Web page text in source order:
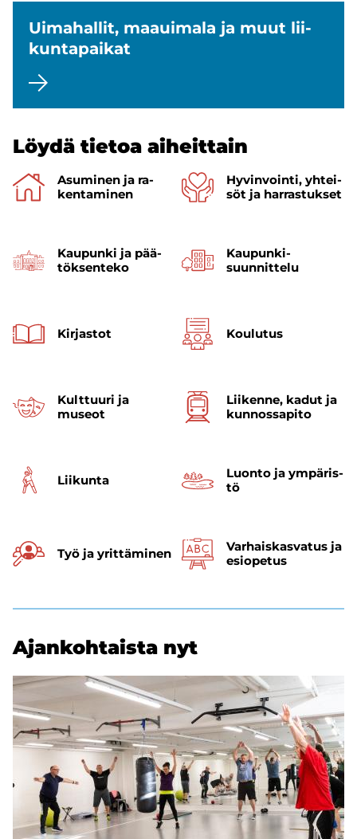
Ui­ma­hal­lit, maa­ui­ma­la ja muut lii­
kun­ta­pai­kat
Löydä tie­toa ai­heit­tain
Asu­mi­nen ja ra­
ken­ta­mi­nen
Hy­vin­voin­ti, yh­tei­
söt ja har­ras­tuk­set
Kau­pun­ki ja pää­
tök­sen­te­ko
Kaupunki­
suunnittelu
Kir­jas­tot Kou­lu­tus
Kult­tuu­ri ja
museot
Lii­ken­ne, kadut ja
kun­nos­sa­pi­to
Lii­kun­ta
Luon­to ja ym­pä­ris­
tö
Työ ja yrit­tä­mi­nen
Varhais­kasvatus ja
esi­opetus
Ajan­koh­tais­ta nyt